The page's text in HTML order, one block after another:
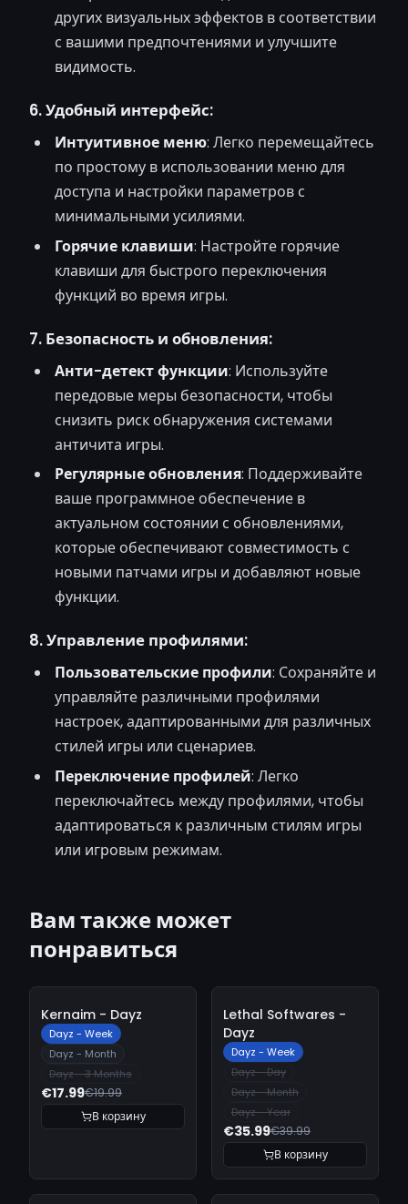
других визуальных эффектов в соответствии
с вашими предпочтениями и улучшите
видимость.
6. Удобный интерфейс:
Интуитивное меню: Легко перемещайтесь
по простому в использовании меню для
доступа и настройки параметров с
минимальными усилиями.
Горячие клавиши: Настройте горячие
клавиши для быстрого переключения
функций во время игры.
7. Безопасность и обновления:
Анти-детект функции: Используйте
передовые меры безопасности, чтобы
снизить риск обнаружения системами
античита игры.
Регулярные обновления: Поддерживайте
ваше программное обеспечение в
актуальном состоянии с обновлениями,
которые обеспечивают совместимость с
новыми патчами игры и добавляют новые
функции.
8. Управление профилями:
Пользовательские профили: Сохраняйте и
управляйте различными профилями
настроек, адаптированными для различных
стилей игры или сценариев.
Переключение профилей: Легко
переключайтесь между профилями, чтобы
адаптироваться к различным стилям игры
или игровым режимам.
Вам также может
понравиться
Kernaim - Dayz
Dayz - Week
Dayz - Month
Dayz - 3 Months
€17.99€19.99
В корзину
10%
Lethal Softwares -
Dayz
Dayz - Week
Dayz - Day
Dayz - Month
Dayz - Year
€35.99€39.99
В корзину